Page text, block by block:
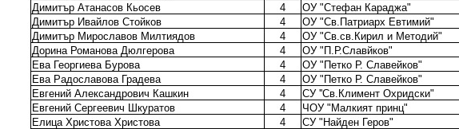
Димитър Атанасов Кьосев
4 ОУ "Стефан Караджа"
Димитър Ивайлов Стойков
4 ОУ "Св.Патриарх Евтимий"
Димитър Мирославов Милтиядов
4 ОУ "Св.св.Кирил и Методий"
Дорина Романова Дюлгерова
4 ОУ "П.Р.Славйков"
Ева Георгиева Бурова
4 ОУ "Петко Р. Славейков"
Ева Радославова Градева
4 ОУ "Петко Р. Славейков"
Евгений Александрович Кашкин
4 СУ ''Св.Климент Охридски"
Евгений Сергеевич Шкуратов
4 ЧОУ "Малкият принц"
Елица Христова Христова
4 СУ "Найден Геров"